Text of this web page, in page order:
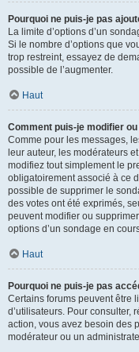
Pourquoi ne puis-je pas
La limite d’options d’un
Si le nombre d’options que
trop restreint, essayez de
possible de l’augmenter.
Haut
Comment puis-je modifier
Comme pour les messages,
leur auteur, les modérateurs
modifiez tout simplement le
obligatoirement associé à ce
possible de supprimer le
des votes ont été exprimés,
peuvent modifier ou
options d’un sondage en
Haut
Pourquoi ne puis-je pas
Certains forums peuvent être
d’utilisateurs. Pour consulter,
action, vous avez besoin des
modérateur ou un